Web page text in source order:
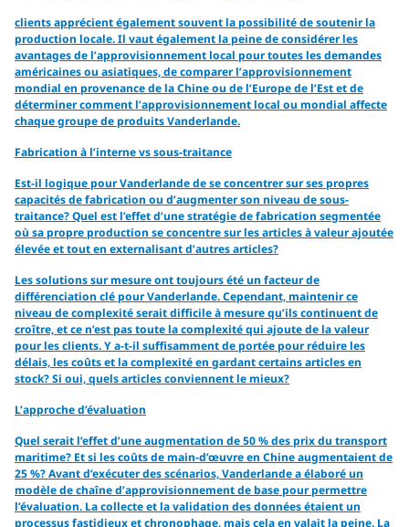
clients apprécient également souvent la possibilité de soutenir la
production locale. Il vaut également la peine de considérer les
avantages de l’approvisionnement local pour toutes les demandes
américaines ou asiatiques, de comparer l’approvisionnement
mondial en provenance de la Chine ou de l’Europe de l’Est et de
déterminer comment l’approvisionnement local ou mondial affecte
chaque groupe de produits Vanderlande.
Fabrication à l’interne vs sous-traitance
Est-il logique pour Vanderlande de se concentrer sur ses propres
capacités de fabrication ou d’augmenter son niveau de sous-
traitance? Quel est l’effet d’une stratégie de fabrication segmentée
où sa propre production se concentre sur les articles à valeur ajoutée
élevée et tout en externalisant d’autres articles?
Les solutions sur mesure ont toujours été un facteur de
différenciation clé pour Vanderlande. Cependant, maintenir ce
niveau de complexité serait difficile à mesure qu’ils continuent de
croître, et ce n’est pas toute la complexité qui ajoute de la valeur
pour les clients. Y a-t-il suffisamment de portée pour réduire les
délais, les coûts et la complexité en gardant certains articles en
stock? Si oui, quels articles conviennent le mieux?
L’approche d’évaluation
Quel serait l’effet d’une augmentation de 50 % des prix du transport
maritime? Et si les coûts de main-d’œuvre en Chine augmentaient de
25 %? Avant d’exécuter des scénarios, Vanderlande a élaboré un
modèle de chaîne d’approvisionnement de base pour permettre
l’évaluation. La collecte et la validation des données étaient un
processus fastidieux et chronophage, mais cela en valait la peine. La